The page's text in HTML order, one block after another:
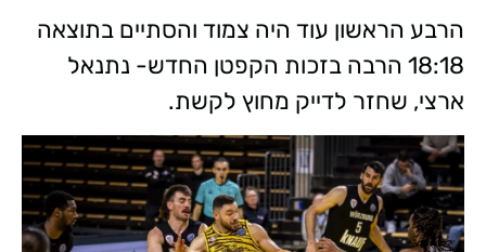
הרבע הראשון עוד היה צמוד והסתיים בתוצאה
18:18 הרבה בזכות הקפטן החדש- נתנאל
ארצי, שחזר לדייק מחוץ לקשת.